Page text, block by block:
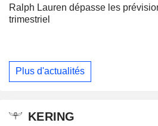
Ralph Lauren dépasse les
trimestriel
Plus d'actualités
KERING